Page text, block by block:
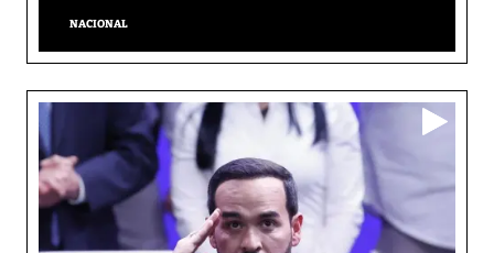
NACIONAL